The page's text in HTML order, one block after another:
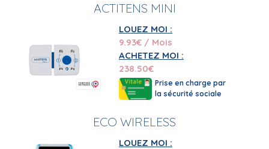
ACTITENS MINI
LOUEZ MOI :
9.93€ / Mois
ACHETEZ MOI :
238.50€
Prise en charge par
la sécurité sociale
ECO WIRELESS
LOUEZ MOI :